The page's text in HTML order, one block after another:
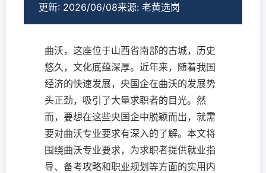
更新: 2026/06/08来源: 老黄选岗
曲沃，这座位于山西省南部的古城，历史
悠久，文化底蕴深厚。近年来，随着我国
经济的快速发展，央国企在曲沃的发展势
头正劲，吸引了大量求职者的目光。然
而，要想在这些央国企中脱颖而出，就需
要对曲沃专业要求有深入的了解。本文将
围绕曲沃专业要求，为求职者提供就业指
导、备考攻略和职业规划等方面的实用内